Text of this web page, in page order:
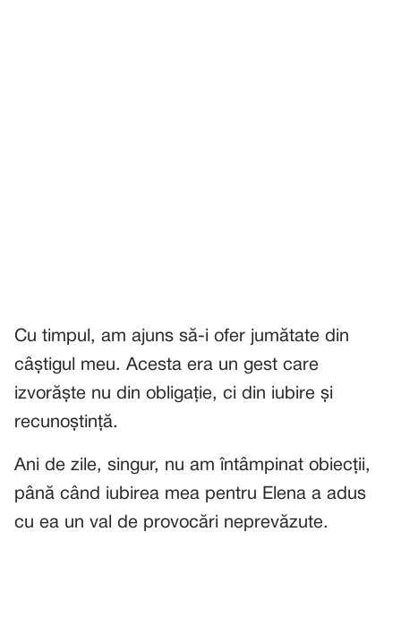
Cu timpul, am ajuns să-i ofer jumătate din
câștigul meu. Acesta era un gest care
izvorăște nu din obligație, ci din iubire și
recunoștință.
Ani de zile, singur, nu am întâmpinat obiecții,
până când iubirea mea pentru Elena a adus
cu ea un val de provocări neprevăzute.